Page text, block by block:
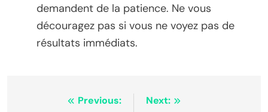
demandent de la patience. Ne vous
découragez pas si vous ne voyez pas de
résultats immédiats.
Previous: Next: